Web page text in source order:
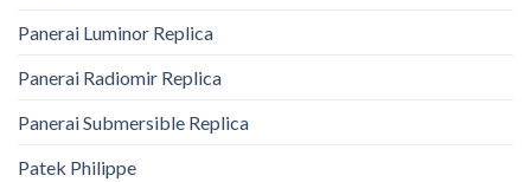
Panerai Luminor Replica
Panerai Radiomir Replica
Panerai Submersible Replica
Patek Philippe